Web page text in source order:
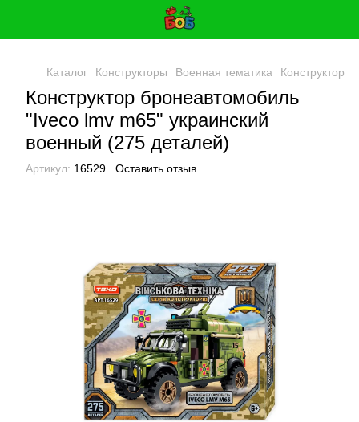
Каталог Конструкторы Военная тематика Конструктор
Конструктор бронеавтомобиль
"Iveco lmv m65" украинский
военный (275 деталей)
Артикул: 16529 Оставить отзыв